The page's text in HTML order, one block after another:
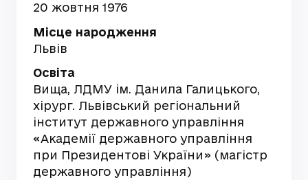
20 жовтня 1976
Місце народження
Львів
Освіта
Вища, ЛДМУ ім. Данила Галицького,
хірург. Львівський регіональний
інститут державного управління
«Академії державного управління
при Президентові України» (магістр
державного управління)